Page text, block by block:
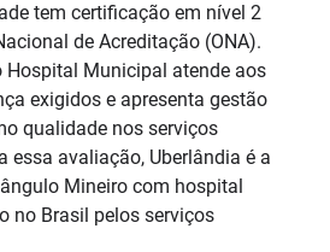
tem certificação em nível 2
de Acreditação (ONA).
Hospital Municipal atende aos
exigidos e apresenta gestão
qualidade nos serviços
essa avaliação, Uberlândia é a
Mineiro com hospital
no Brasil pelos serviços